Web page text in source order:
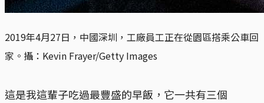
2019年4月27日，中國深圳，工廠員工正在從園區搭乘公車回
家。攝：Kevin Frayer/Getty Images
這是我這輩子吃過最豐盛的早飯，它一共有三個